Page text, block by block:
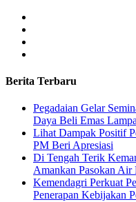
Berita Terbaru
Pegadaian Gelar
Daya Beli Emas
Lihat Dampak Positif
PM Beri Apresiasi
​Di Tengah Terik
Amankan Pasokan Air
Kemendagri Perkuat
Penerapan Kebijakan